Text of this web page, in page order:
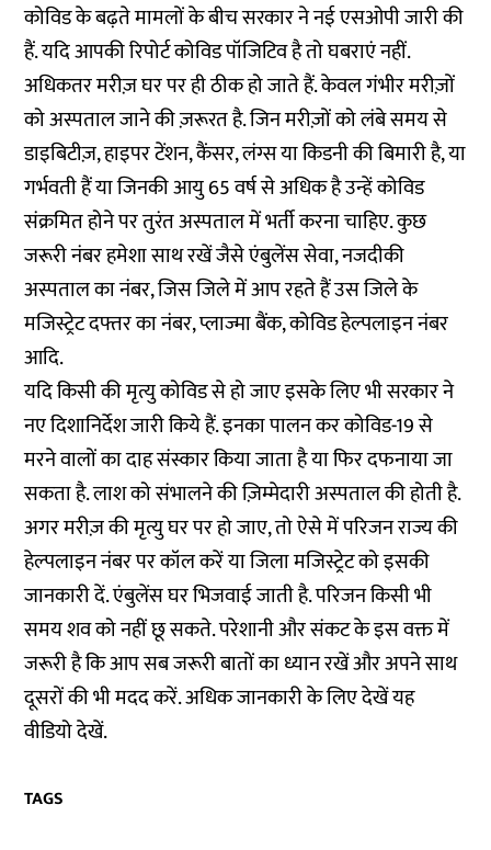
कोविड के बढ़ते मामलों के बीच सरकार ने नई एसओपी जारी की
हैं. यदि आपकी रिपोर्ट कोविड पॉजिटिव है तो घबराएं नहीं.
अधिकतर मरीज़ घर पर ही ठीक हो जाते हैं. केवल गंभीर मरीज़ों
को अस्पताल जाने की ज़रूरत है. जिन मरीज़ों को लंबे समय से
डाइबिटीज़, हाइपर टेंशन, कैंसर, लंग्स या किडनी की बिमारी है, या
गर्भवती हैं या जिनकी आयु 65 वर्ष से अधिक है उन्हें कोविड
संक्रमित होने पर तुरंत अस्पताल में भर्ती करना चाहिए. कुछ
जरूरी नंबर हमेशा साथ रखें जैसे एंबुलेंस सेवा, नजदीकी
अस्पताल का नंबर, जिस जिले में आप रहते हैं उस जिले के
मजिस्ट्रेट दफ्तर का नंबर, प्लाज्मा बैंक, कोविड हेल्पलाइन नंबर
आदि.
यदि किसी की मृत्यु कोविड से हो जाए इसके लिए भी सरकार ने
नए दिशानिर्देश जारी किये हैं. इनका पालन कर कोविड-19 से
मरने वालों का दाह संस्कार किया जाता है या फिर दफनाया जा
सकता है. लाश को संभालने की ज़िम्मेदारी अस्पताल की होती है.
अगर मरीज़ की मृत्यु घर पर हो जाए, तो ऐसे में परिजन राज्य की
हेल्पलाइन नंबर पर कॉल करें या जिला मजिस्ट्रेट को इसकी
जानकारी दें. एंबुलेंस घर भिजवाई जाती है. परिजन किसी भी
समय शव को नहीं छू सकते. परेशानी और संकट के इस वक्त में
जरूरी है कि आप सब जरूरी बातों का ध्यान रखें और अपने साथ
दूसरों की भी मदद करें. अधिक जानकारी के लिए देखें यह
वीडियो देखें.
TAGS